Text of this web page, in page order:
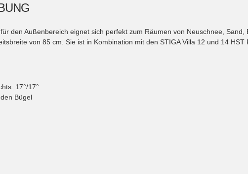
den Außenbereich eignet sich perfekt zum Räumen von Neuschnee,
von 85 cm. Sie ist in Kombination mit den STIGA Villa 12 und 14 HST
17°/17°
Bügel